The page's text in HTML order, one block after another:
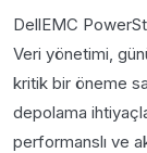
DellEMC
Veri yönetimi,
kritik bir öneme
depolama
performanslı ve